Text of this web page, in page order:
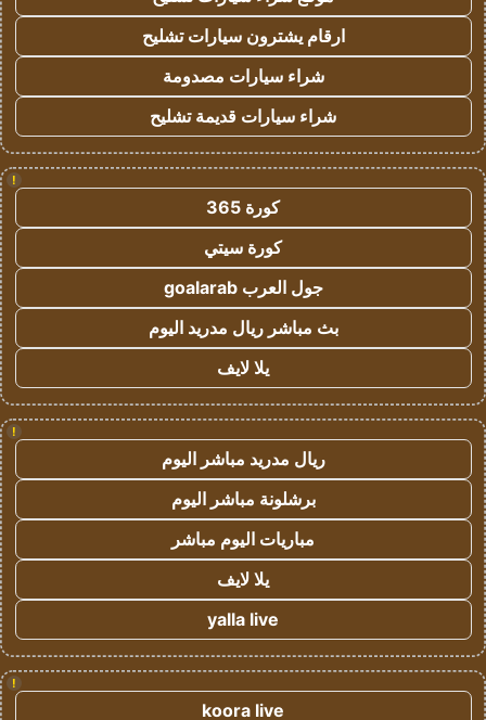
ارقام يشترون سيارات تشليح
شراء سيارات مصدومة
شراء سيارات قديمة تشليح
!
كورة 365
كورة سيتي
جول العرب goalarab
بث مباشر ريال مدريد اليوم
يلا لايف
!
ريال مدريد مباشر اليوم
برشلونة مباشر اليوم
مباريات اليوم مباشر
يلا لايف
yalla live
!
koora live